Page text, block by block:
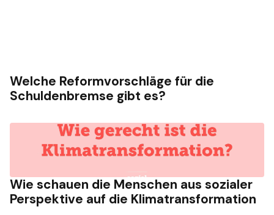
Welche Reformvorschläge für die
Schuldenbremse gibt es?
Wie schauen die Menschen aus sozialer
Perspektive auf die Klimatransformation